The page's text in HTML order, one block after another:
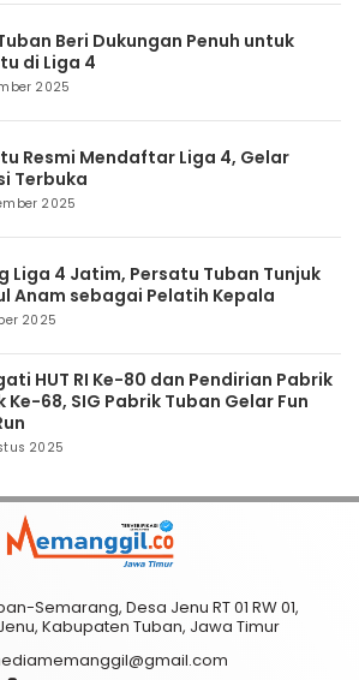
Beri Dukungan Penuh untuk
di Liga 4
2025
Resmi Mendaftar Liga 4, Gelar
Terbuka
2025
Liga 4 Jatim, Persatu Tuban Tunjuk
Anam sebagai Pelatih Kepala
2025
HUT RI Ke-80 dan Pendirian Pabrik
Ke-68, SIG Pabrik Tuban Gelar Fun
2025
Semarang, Desa Jenu RT 01 RW 01,
Kabupaten Tuban, Jawa Timur